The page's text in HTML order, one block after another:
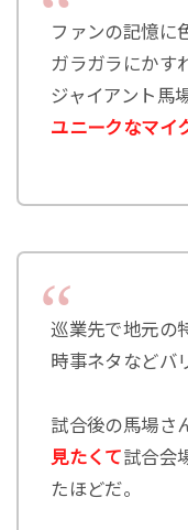
ファンの記憶に
ガラガラにかす
ジャイアント馬
ユニークなマイ
巡業先で地元の
時事ネタなどバ
試合後の馬場さ
見たくて試合会
たほどだ。